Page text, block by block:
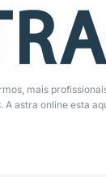
mais
A astra online esta